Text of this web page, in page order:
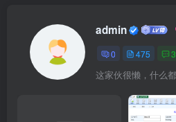
admin
0 475
这家伙很懒，什么